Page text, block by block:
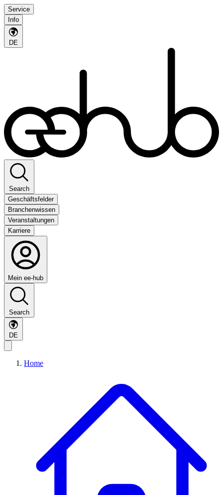
Service
Info
DE
Search
Geschäftsfelder
Branchenwissen
Veranstaltungen
Karriere
Mein ee-hub
Search
DE
Home